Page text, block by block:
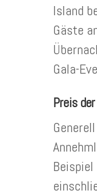
Island
Gäste
Gala-
Preis